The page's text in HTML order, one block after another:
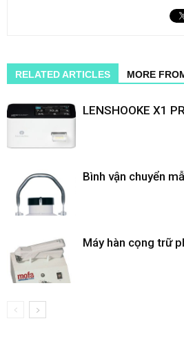
RELATED ARTICLES MORE
LENSHOOKE X1
Bình vận chuyển
Máy hàn cọng trữ